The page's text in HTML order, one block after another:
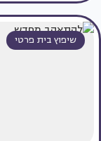
שיפוץ בית פרטי